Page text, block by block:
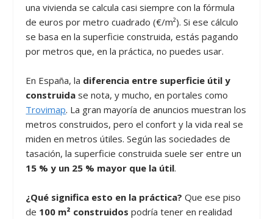
una vivienda se calcula casi siempre con la fórmula
de euros por metro cuadrado (€/m²). Si ese cálculo
se basa en la superficie construida, estás pagando
por metros que, en la práctica, no puedes usar.
En España, la diferencia entre superficie útil y
construida se nota, y mucho, en portales como
Trovimap. La gran mayoría de anuncios muestran los
metros construidos, pero el confort y la vida real se
miden en metros útiles. Según las sociedades de
tasación, la superficie construida suele ser entre un
15 % y un 25 % mayor que la útil.
¿Qué significa esto en la práctica? Que ese piso
de 100 m² construidos podría tener en realidad